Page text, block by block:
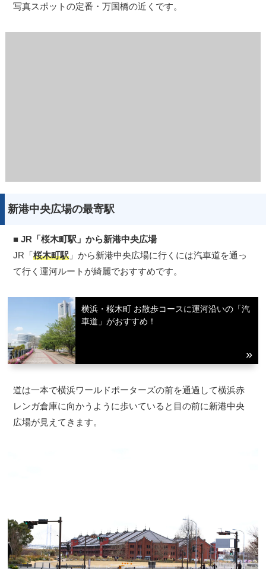
写真スポットの定番・万国橋の近くです。
新港中央広場の最寄駅
■JR「桜木町駅」から新港中央広場
JR「桜木町駅 」から新港中央広場に行くには汽車道を通っ
て行く運河ルートが綺麗でおすすめです。
横浜・桜木町 お散歩コースに運河沿いの「汽
車道」がおすすめ！
道は一本で横浜ワールドポーターズの前を通過して横浜赤
レンガ倉庫に向かうように歩いていると目の前に新港中央
広場が見えてきます。